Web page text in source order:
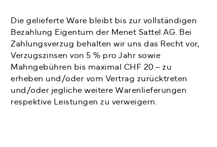
Die gelieferte Ware bleibt bis zur vollständigen
Bezahlung Eigentum der Menet Sattel AG. Bei
Zahlungsverzug behalten wir uns das Recht vor,
Verzugszinsen von 5 % pro Jahr sowie
Mahngebühren bis maximal CHF 20.– zu
erheben und/oder vom Vertrag zurücktreten
und/oder jegliche weitere Warenlieferungen
respektive Leistungen zu verweigern.